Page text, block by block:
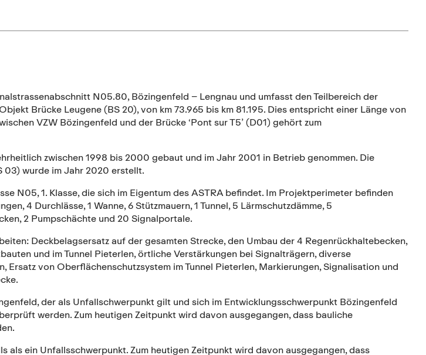
N05.80, Bözingenfeld – Lengnau und umfasst den Teilbereich der
Brücke Leugene (BS 20), von km 73.965 bis km 81.195. Dies entspricht einer Länge von
VZW Bözingenfeld und der Brücke ‘Pont sur T5’ (D01) gehört zum
zwischen 1998 bis 2000 gebaut und im Jahr 2001 in Betrieb genommen. Die
03) wurde im Jahr 2020 erstellt.
N05, 1. Klasse, die sich im Eigentum des ASTRA befindet. Im Projektperimeter befinden
4 Durchlässe, 1 Wanne, 6 Stützmauern, 1 Tunnel, 5 Lärmschutzdämme, 5
2 Pumpschächte und 20 Signalportale.
Deckbelagsersatz auf der gesamten Strecke, den Umbau der 4 Regenrückhaltebecken,
und im Tunnel Pieterlen, örtliche Verstärkungen bei Signalträgern, diverse
Ersatz von Oberflächenschutzsystem im Tunnel Pieterlen, Markierungen, Signalisation und
der als Unfallschwerpunkt gilt und sich im Entwicklungsschwerpunkt Bözingenfeld
werden. Zum heutigen Zeitpunkt wird davon ausgegangen, dass bauliche
als ein Unfallsschwerpunkt. Zum heutigen Zeitpunkt wird davon ausgegangen, dass